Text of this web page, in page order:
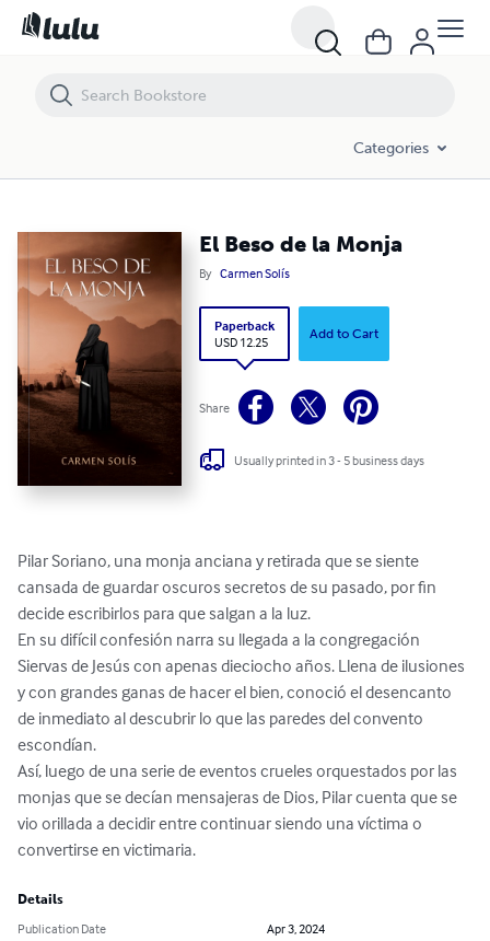
Categories
El Beso de la Monja
By Carmen Solís
Paperback
USD 12.25
Add to Cart
Share
Usually printed in 3 - 5 business days
Pilar Soriano, una monja anciana y retirada que se siente
cansada de guardar oscuros secretos de su pasado, por fin
decide escribirlos para que salgan a la luz.
En su difícil confesión narra su llegada a la congregación
Siervas de Jesús con apenas dieciocho años. Llena de ilusiones
y con grandes ganas de hacer el bien, conoció el desencanto
de inmediato al descubrir lo que las paredes del convento
escondían.
Así, luego de una serie de eventos crueles orquestados por las
monjas que se decían mensajeras de Dios, Pilar cuenta que se
vio orillada a decidir entre continuar siendo una víctima o
convertirse en victimaria.
Details
Publication Date
Apr 3, 2024
El Beso de la Monja